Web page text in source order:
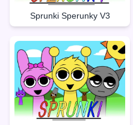
Sprunki Sperunky V3